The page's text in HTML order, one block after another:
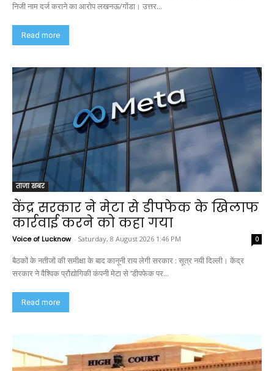
निजी नाम दर्ज कराने का आरोप लखनऊ/गोंडा। उत्तर...
Read more
ताजा खबर
केंद्र सरकार ने मेटा से डीपफेक के खिलाफ
कार्रवाई करने को कहा गया
Voice of Lucknow - Saturday, 8 August 2026 1:46 PM 0
बैठकों के नतीजों की समीक्षा के बाद कानूनी राय लेगी सरकार : सूत्र नयी दिल्ली। केंद्र
सरकार ने वैश्विक प्रौद्योगिकी कंपनी मेटा से ‘डीपफेक पर...
Read more